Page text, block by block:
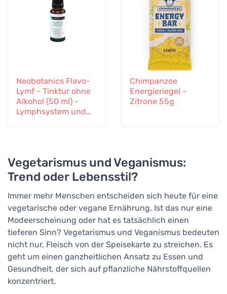
Neobotanics Flavo-
Lymf - Tinktur ohne
Alkohol (50 ml) -
Lymphsystem und
Chimpanzee
Energieriegel -
Zitrone 55g
Vegetarismus und Veganismus:
Trend oder Lebensstil?
Immer mehr Menschen entscheiden sich heute für eine
vegetarische oder vegane Ernährung. Ist das nur eine
Modeerscheinung oder hat es tatsächlich einen
tieferen Sinn? Vegetarismus und Veganismus bedeuten
nicht nur, Fleisch von der Speisekarte zu streichen. Es
geht um einen ganzheitlichen Ansatz zu Essen und
Gesundheit, der sich auf pflanzliche Nährstoffquellen
konzentriert.